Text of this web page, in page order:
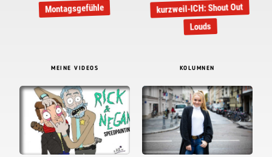
Montagsgefühle kurzweil-ICH: Shout Out
Louds
MEINE VIDEOS KOLUMNEN